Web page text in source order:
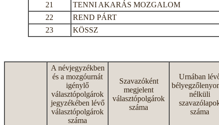
21
TENNI AKARÁS MOZGALOM
22
REND PÁRT
23
KÖSSZ
A névjegyzékben
és a mozgóurnát
igénylő
választópolgárok
jegyzékében lévő
választópolgárok
száma
Szavazóként
megjelent
választópolgárok
száma
Urnában
nélküli
száma